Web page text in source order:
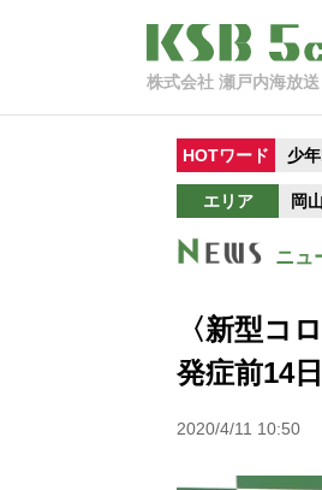
株式会社 瀬戸内海放送
HOTワード 少
エリア 岡山
ニュ
〈新型コ
発症前14
2020/4/11 10:50